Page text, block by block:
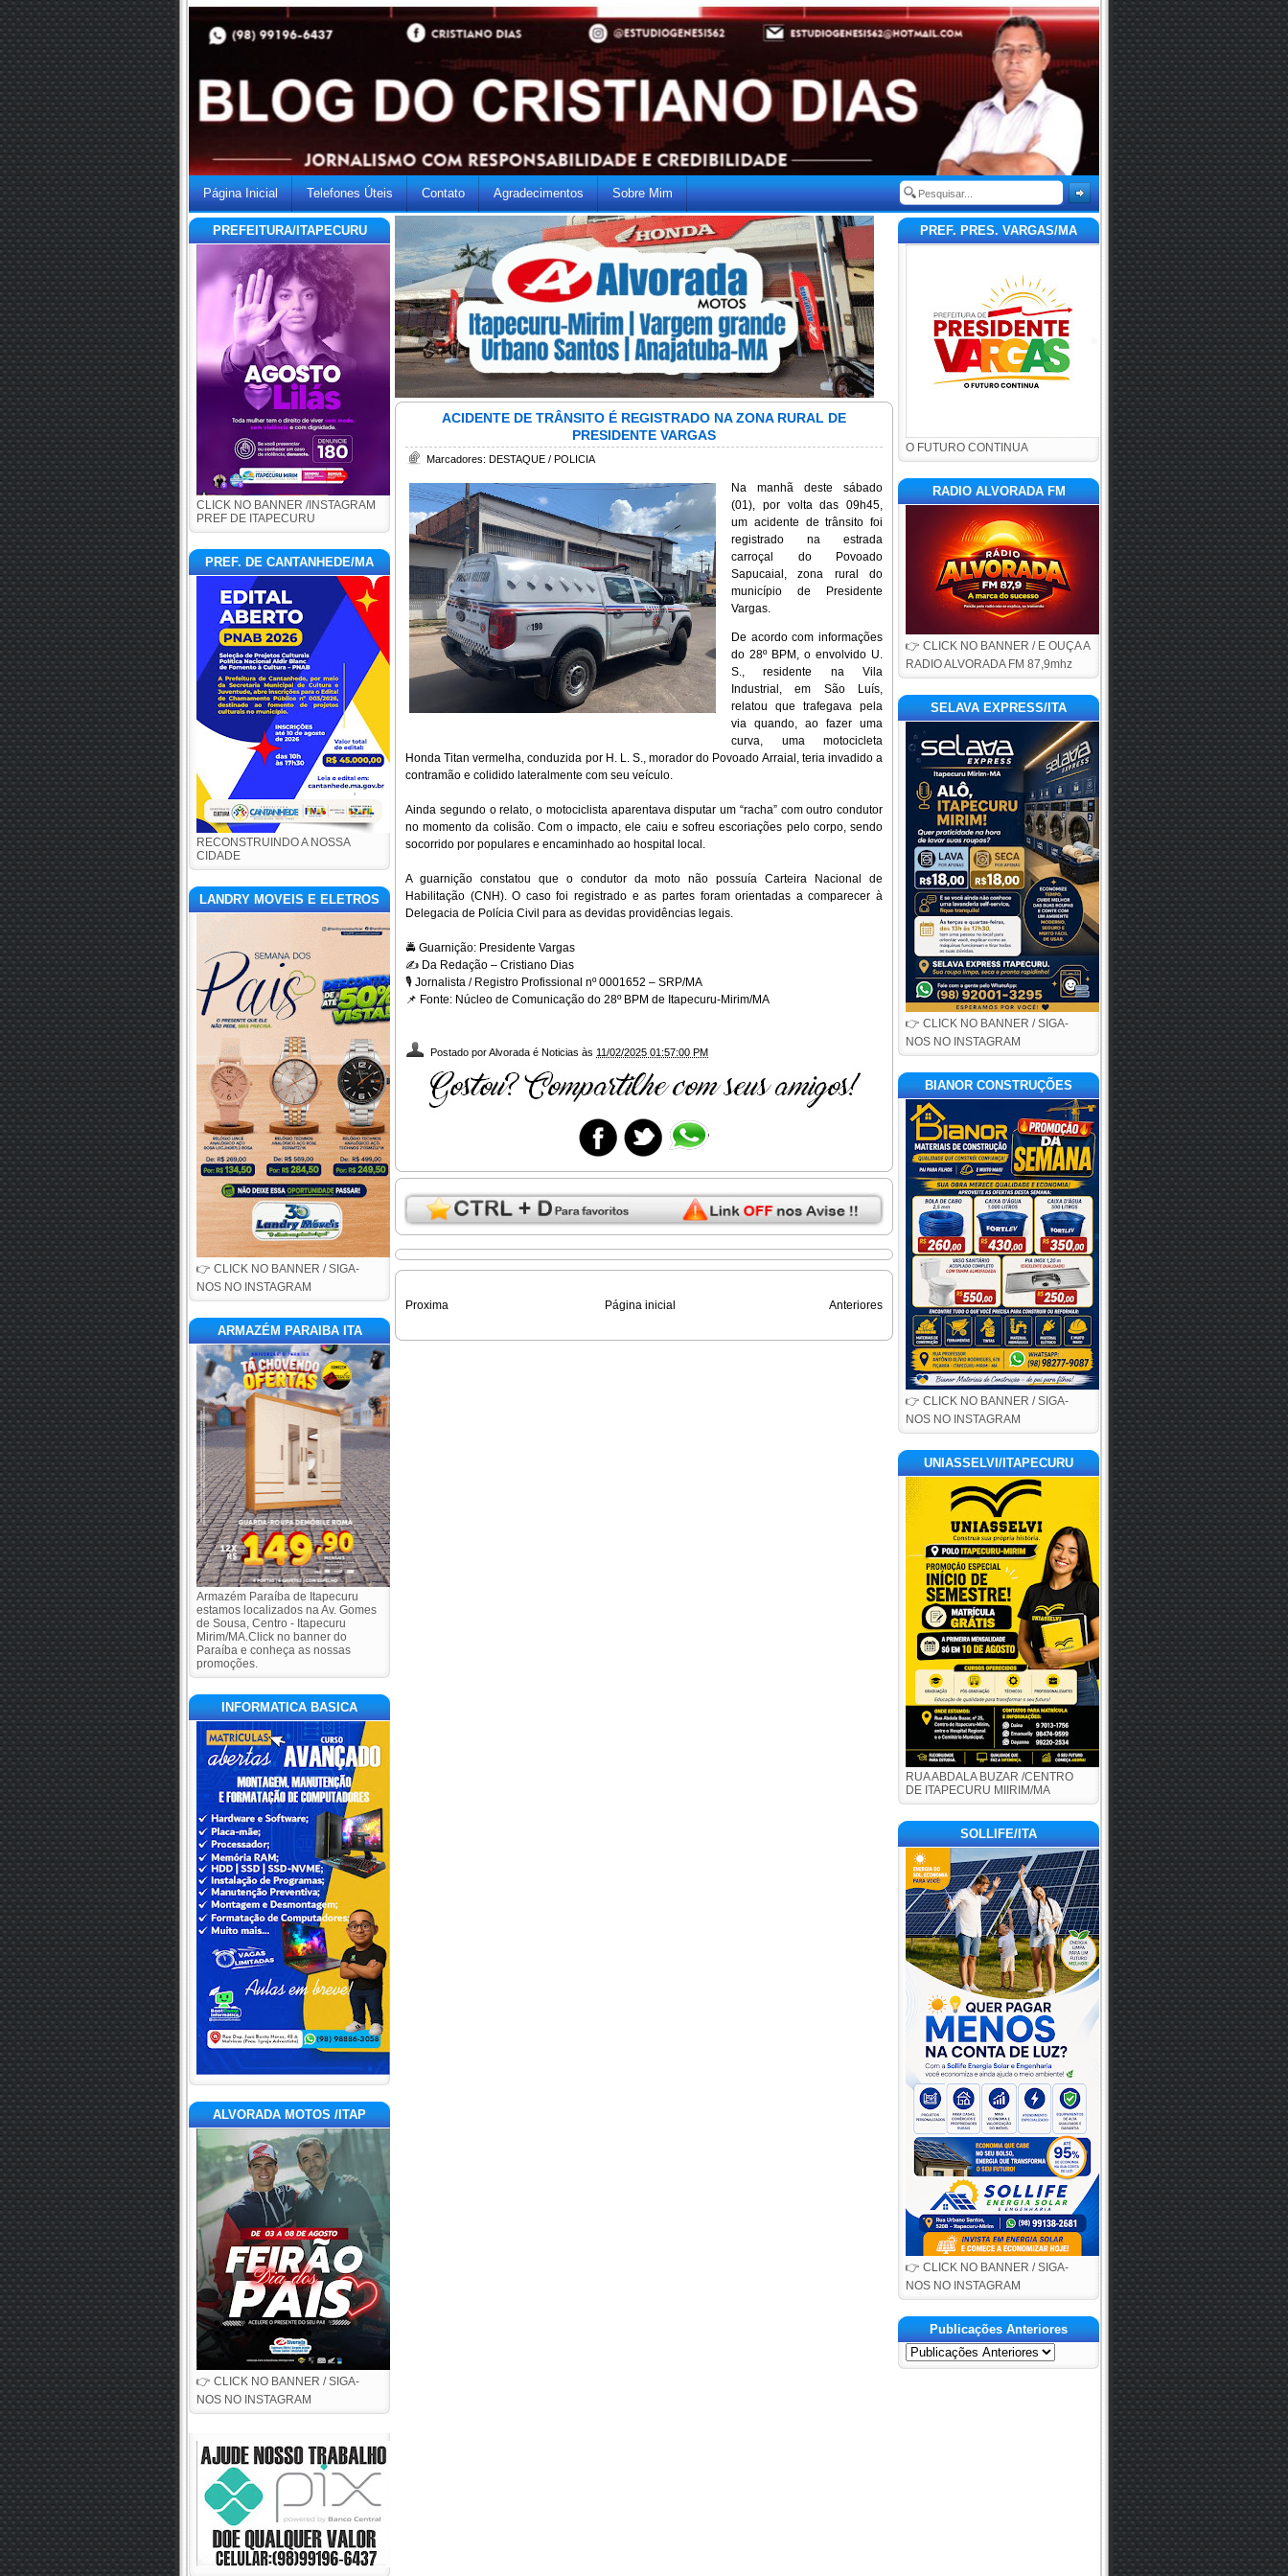
Página Inicial Telefones Úteis Contato Agradecimentos Sobre Mim
PREFEITURA/ITAPECURU
CLICK NO BANNER /INSTAGRAM
PREF DE ITAPECURU
PREF. DE CANTANHEDE/MA
RECONSTRUINDO A NOSSA
CIDADE
LANDRY MOVEIS E ELETROS
👉 CLICK NO BANNER / SIGA-
NOS NO INSTAGRAM
ARMAZÉM PARAIBA ITA
Armazém Paraíba de Itapecuru
estamos localizados na Av. Gomes
de Sousa, Centro - Itapecuru
Mirim/MA.Click no banner do
Paraíba e conheça as nossas
promoções.
INFORMATICA BASICA
ALVORADA MOTOS /ITAP
👉 CLICK NO BANNER / SIGA-
NOS NO INSTAGRAM
ACIDENTE DE TRÂNSITO É REGISTRADO NA ZONA RURAL DE
PRESIDENTE VARGAS
Marcadores: DESTAQUE / POLICIA
Na manhã deste sábado
(01), por volta das 09h45,
um acidente de trânsito foi
registrado na estrada
carroçal do Povoado
Sapucaial, zona rural do
município de Presidente
Vargas.
De acordo com informações
do 28º BPM, o envolvido U.
S., residente na Vila
Industrial, em São Luís,
relatou que trafegava pela
via quando, ao fazer uma
curva, uma motocicleta
Honda Titan vermelha, conduzida por H. L. S., morador do Povoado Arraial, teria invadido a
contramão e colidido lateralmente com seu veículo.
Ainda segundo o relato, o motociclista aparentava disputar um “racha” com outro condutor
no momento da colisão. Com o impacto, ele caiu e sofreu escoriações pelo corpo, sendo
socorrido por populares e encaminhado ao hospital local.
A guarnição constatou que o condutor da moto não possuía Carteira Nacional de
Habilitação (CNH). O caso foi registrado e as partes foram orientadas a comparecer à
Delegacia de Polícia Civil para as devidas providências legais.
🚔 Guarnição: Presidente Vargas
✍️ Da Redação – Cristiano Dias
🎙️ Jornalista / Registro Profissional nº 0001652 – SRP/MA
📌 Fonte: Núcleo de Comunicação do 28º BPM de Itapecuru-Mirim/MA
Postado porAlvorada é Noticias às 11/02/2025 01:57:00 PM
Proxima Anteriores
Página inicial
PREF. PRES. VARGAS/MA
O FUTURO CONTINUA
RADIO ALVORADA FM
👉 CLICK NO BANNER / E OUÇA A
RADIO ALVORADA FM 87,9mhz
SELAVA EXPRESS/ITA
👉 CLICK NO BANNER / SIGA-
NOS NO INSTAGRAM
BIANOR CONSTRUÇÕES
👉 CLICK NO BANNER / SIGA-
NOS NO INSTAGRAM
UNIASSELVI/ITAPECURU
RUA ABDALA BUZAR /CENTRO
DE ITAPECURU MIIRIM/MA
SOLLIFE/ITA
👉 CLICK NO BANNER / SIGA-
NOS NO INSTAGRAM
Publicações Anteriores